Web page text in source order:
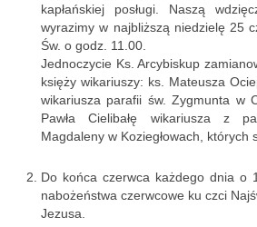
Wspólnoty parafialne
Katecheza parafialna
Niezbędnik Katolika
Kaplica Adoracji
e-Katolik
kapłańskiej posługi. Naszą
wyrazimy w najbliższą niedzielę 25
Św. o godz. 11.00.
Jednoczycie Ks. Arcybiskup
księży wikariuszy: ks. Mateusza
wikariusza parafii św. Zygmunta w
Pawła Cielibałę wikariusza z
Magdaleny w Koziegłowach, których
Do końca czerwca każdego dnia o
nabożeństwa czerwcowe ku czci
Jezusa.